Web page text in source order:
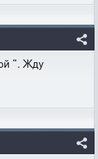
". Жду